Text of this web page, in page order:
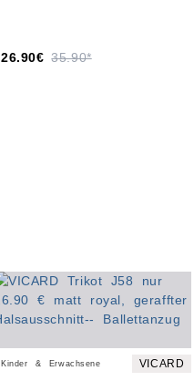
26.90€ 35.90*
Kinder & Erwachsene VICARD